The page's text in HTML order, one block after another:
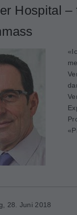
Hospital
28. Juni 2018